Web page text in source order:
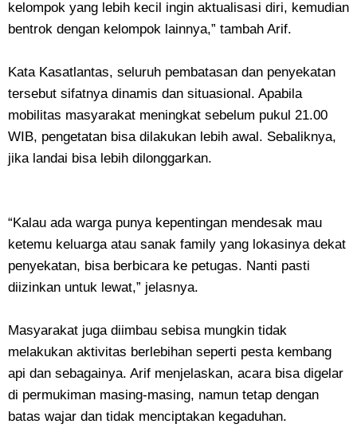
kelompok yang lebih kecil ingin aktualisasi diri, kemudian
bentrok dengan kelompok lainnya,” tambah Arif.
Kata Kasatlantas, seluruh pembatasan dan penyekatan
tersebut sifatnya dinamis dan situasional. Apabila
mobilitas masyarakat meningkat sebelum pukul 21.00
WIB, pengetatan bisa dilakukan lebih awal. Sebaliknya,
jika landai bisa lebih dilonggarkan.
“Kalau ada warga punya kepentingan mendesak mau
ketemu keluarga atau sanak family yang lokasinya dekat
penyekatan, bisa berbicara ke petugas. Nanti pasti
diizinkan untuk lewat,” jelasnya.
Masyarakat juga diimbau sebisa mungkin tidak
melakukan aktivitas berlebihan seperti pesta kembang
api dan sebagainya. Arif menjelaskan, acara bisa digelar
di permukiman masing-masing, namun tetap dengan
batas wajar dan tidak menciptakan kegaduhan.